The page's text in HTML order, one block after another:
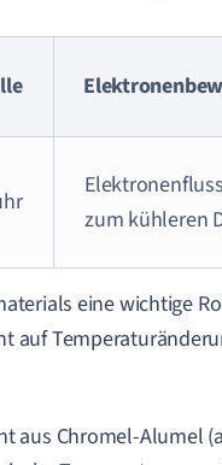
zum kühleren
eine wichtige
auf
aus Chromel-Alumel